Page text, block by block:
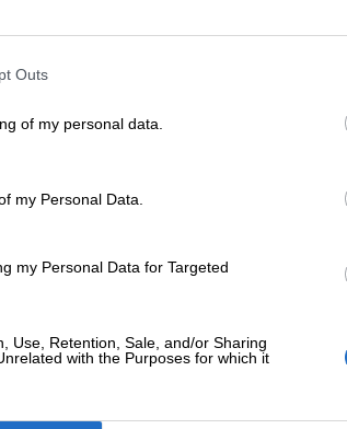
Outs
of my personal data.
my Personal Data.
my Personal Data for Targeted
Use, Retention, Sale, and/or Sharing
with the Purposes for which it
delle emozioni
su Amazon